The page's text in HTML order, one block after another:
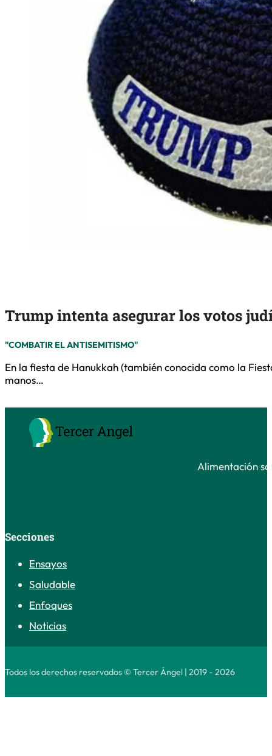
Trump intenta asegurar los votos
"COMBATIR EL ANTISEMITISMO"
En la fiesta de Hanukkah (también conocida como la
manos…
Alimentación
Secciones
Ensayos
Saludable
Enfoques
Noticias
Todos los derechos reservados © Tercer Ángel | 2019 - 2026